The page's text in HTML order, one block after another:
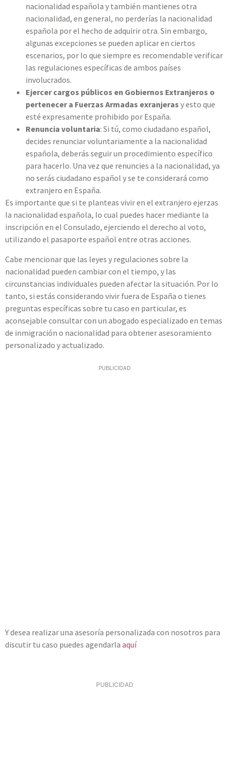
nacionalidad española y también mantienes otra
nacionalidad, en general, no perderías la nacionalidad
española por el hecho de adquirir otra. Sin embargo,
algunas excepciones se pueden aplicar en ciertos
escenarios, por lo que siempre es recomendable verificar
las regulaciones específicas de ambos países
involucrados.
Ejercer cargos públicos en Gobiernos Extranjeros o
pertenecer a Fuerzas Armadas exranjeras y esto que
esté expresamente prohibido por España.
Renuncia voluntaria: Si tú, como ciudadano español,
decides renunciar voluntariamente a la nacionalidad
española, deberás seguir un procedimiento específico
para hacerlo. Una vez que renuncies a la nacionalidad, ya
no serás ciudadano español y se te considerará como
extranjero en España.
Es importante que si te planteas vivir en el extranjero ejerzas
la nacionalidad española, lo cual puedes hacer mediante la
inscripción en el Consulado, ejerciendo el derecho al voto,
utilizando el pasaporte español entre otras acciones.
Cabe mencionar que las leyes y regulaciones sobre la
nacionalidad pueden cambiar con el tiempo, y las
circunstancias individuales pueden afectar la situación. Por lo
tanto, si estás considerando vivir fuera de España o tienes
preguntas específicas sobre tu caso en particular, es
aconsejable consultar con un abogado especializado en temas
de inmigración o nacionalidad para obtener asesoramiento
personalizado y actualizado.
PUBLICIDAD
Y desea realizar una asesoría personalizada con nosotros para
discutir tu caso puedes agendarla aquí
PUBLICIDAD